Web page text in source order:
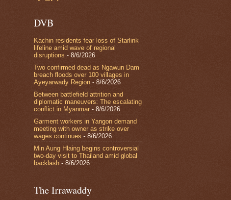
DVB
Kachin residents fear loss of Starlink
lifeline amid wave of regional
disruptions - 8/6/2026
Two confirmed dead as Ngawun Dam
breach floods over 100 villages in
Ayeyarwady Region - 8/6/2026
Between battlefield attrition and
diplomatic maneuvers: The escalating
conflict in Myanmar - 8/6/2026
Garment workers in Yangon demand
meeting with owner as strike over
wages continues - 8/6/2026
Min Aung Hlaing begins controversial
two-day visit to Thailand amid global
backlash - 8/6/2026
The Irrawaddy